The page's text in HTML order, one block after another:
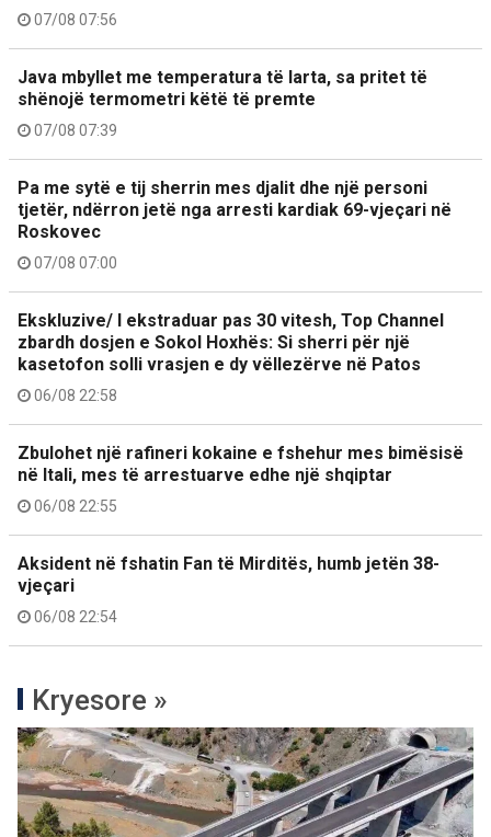
07/08 07:56
Java mbyllet me temperatura të larta, sa pritet të
shënojë termometri këtë të premte
07/08 07:39
Pa me sytë e tij sherrin mes djalit dhe një personi
tjetër, ndërron jetë nga arresti kardiak 69-vjeçari në
Roskovec
07/08 07:00
Ekskluzive/ I ekstraduar pas 30 vitesh, Top Channel
zbardh dosjen e Sokol Hoxhës: Si sherri për një
kasetofon solli vrasjen e dy vëllezërve në Patos
06/08 22:58
Zbulohet një rafineri kokaine e fshehur mes bimësisë
në Itali, mes të arrestuarve edhe një shqiptar
06/08 22:55
Aksident në fshatin Fan të Mirditës, humb jetën 38-
vjeçari
06/08 22:54
Kryesore »